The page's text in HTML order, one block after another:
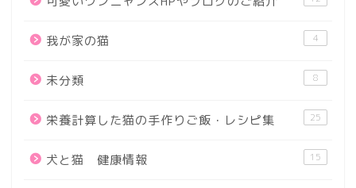
我が家の猫 4
未分類 8
栄養計算した猫の手作りご飯・レシピ集 25
犬と猫 健康情報 15